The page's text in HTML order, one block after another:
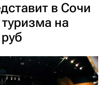
в Сочи
на